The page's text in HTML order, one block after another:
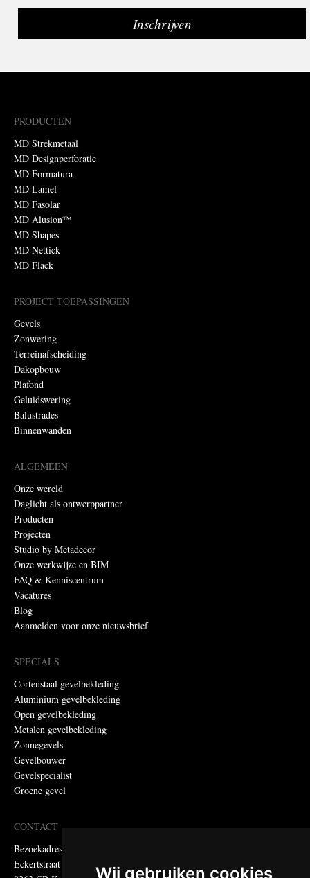
Wij gebruiken cookies
PRODUCTEN
MD Strekmetaal
MD Designperforatie
MD Formatura
MD Lamel
MD Fasolar
MD Alusion™
MD Shapes
MD Nettick
MD Flack
PROJECT TOEPASSINGEN
Gevels
Zonwering
Terreinafscheiding
Dakopbouw
Plafond
Geluidswering
Balustrades
Binnenwanden
ALGEMEEN
Onze wereld
Daglicht als ontwerppartner
Producten
Projecten
Studio by Metadecor
Onze werkwijze en BIM
FAQ & Kenniscentrum
Vacatures
Blog
Aanmelden voor onze nieuwsbrief
SPECIALS
Cortenstaal gevelbekleding
Aluminium gevelbekleding
Open gevelbekleding
Metalen gevelbekleding
Zonnegevels
Gevelbouwer
Gevelspecialist
Groene gevel
CONTACT
Bezoekadres:
Eckertstraat 75